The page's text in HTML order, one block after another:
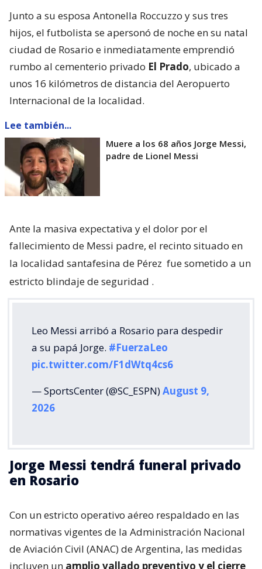
Junto a su esposa Antonella Roccuzzo y sus tres
hijos, el futbolista se apersonó de noche en su natal
ciudad de Rosario e inmediatamente emprendió
rumbo al cementerio privado El Prado, ubicado a
unos 16 kilómetros de distancia del Aeropuerto
Internacional de la localidad.
Lee también...
Muere a los 68 años Jorge Messi,
padre de Lionel Messi
Ante la masiva expectativa y el dolor por el
fallecimiento de Messi padre, el recinto situado en
la localidad santafesina de Pérez fue sometido a un
estricto blindaje de seguridad .
Leo Messi arribó a Rosario para despedir
a su papá Jorge. #FuerzaLeo
pic.twitter.com/F1dWtq4cs6
— SportsCenter (@SC_ESPN)August 9,
2026
Jorge Messi tendrá funeral privado
en Rosario
Con un estricto operativo aéreo respaldado en las
normativas vigentes de la Administración Nacional
de Aviación Civil (ANAC) de Argentina, las medidas
incluyen un amplio vallado preventivo y el cierre